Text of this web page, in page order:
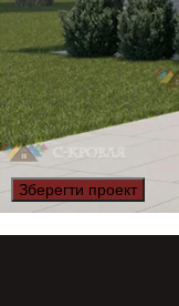
Зберегти проект